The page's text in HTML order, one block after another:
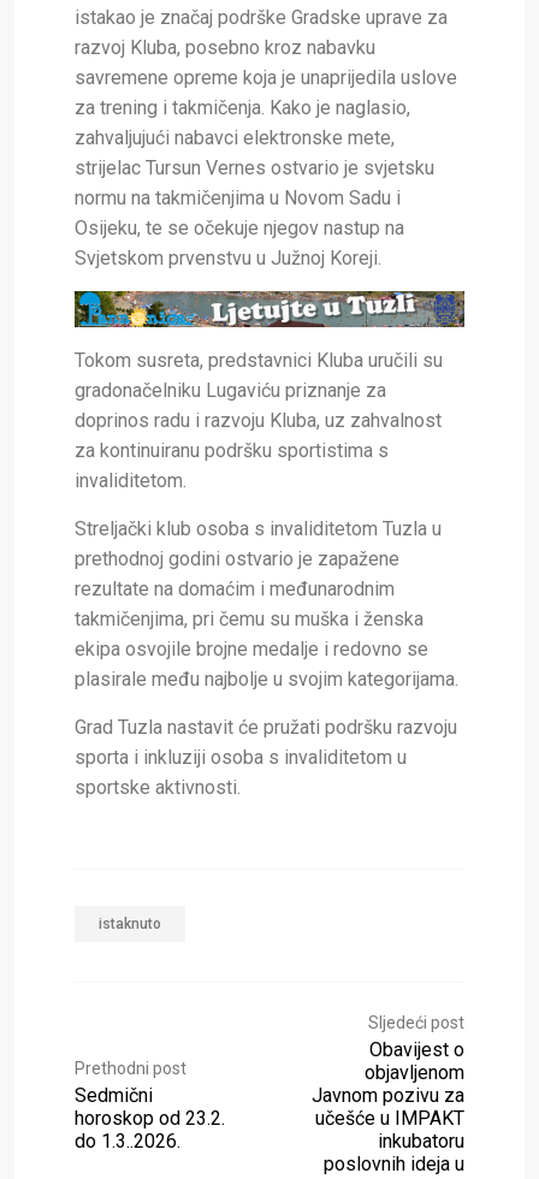
istakao je značaj podrške Gradske uprave za
razvoj Kluba, posebno kroz nabavku
savremene opreme koja je unaprijedila uslove
za trening i takmičenja. Kako je naglasio,
zahvaljujući nabavci elektronske mete,
strijelac Tursun Vernes ostvario je svjetsku
normu na takmičenjima u Novom Sadu i
Osijeku, te se očekuje njegov nastup na
Svjetskom prvenstvu u Južnoj Koreji.
Tokom susreta, predstavnici Kluba uručili su
gradonačelniku Lugaviću priznanje za
doprinos radu i razvoju Kluba, uz zahvalnost
za kontinuiranu podršku sportistima s
invaliditetom.
Streljački klub osoba s invaliditetom Tuzla u
prethodnoj godini ostvario je zapažene
rezultate na domaćim i međunarodnim
takmičenjima, pri čemu su muška i ženska
ekipa osvojile brojne medalje i redovno se
plasirale među najbolje u svojim kategorijama.
Grad Tuzla nastavit će pružati podršku razvoju
sporta i inkluziji osoba s invaliditetom u
sportske aktivnosti.
istaknuto
Prethodni post
Sedmični
horoskop od 23.2.
do 1.3..2026.
Sljedeći post
Obavijest o
objavljenom
Javnom pozivu za
učešće u IMPAKT
inkubatoru
poslovnih ideja u